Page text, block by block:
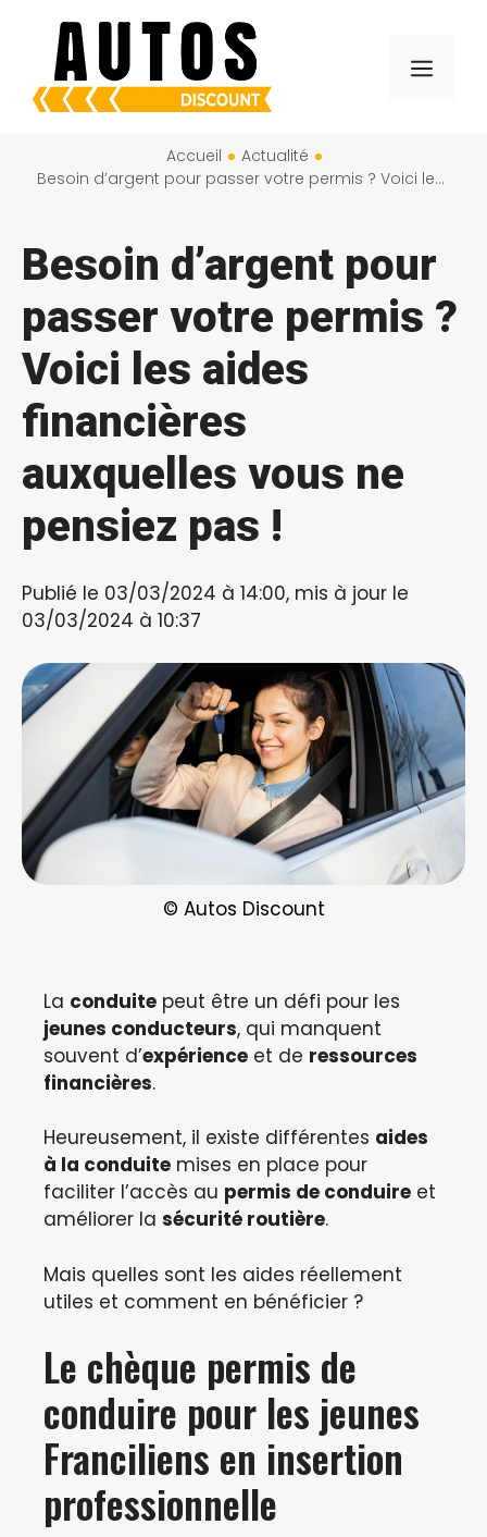
contenu
Menu
Accueil
Actualité
Besoin d’argent pour passer votre permis ? Voici les aides financières auxquelles vous ne pensiez pas !
Besoin d’argent pour
passer votre permis ?
Voici les aides
financières
auxquelles vous ne
pensiez pas !
Publié le 03/03/2024 à 14:00, mis à jour le
03/03/2024 à 10:37
© Autos Discount
La conduite peut être un défi pour les
jeunes conducteurs, qui manquent
souvent d’expérience et de ressources
financières.
Heureusement, il existe différentes aides
à la conduite mises en place pour
faciliter l’accès au permis de conduire et
améliorer la sécurité routière.
Mais quelles sont les aides réellement
utiles et comment en bénéficier ?
Le chèque permis de
conduire pour les jeunes
Franciliens en insertion
professionnelle